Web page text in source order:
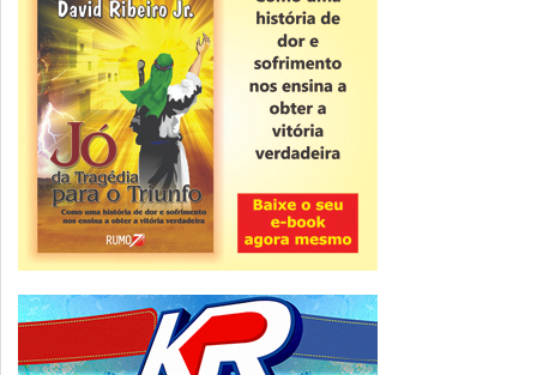
Novidade
CNPJ alfanumérico começa a ser emitido
nesta sexta
ver todas »